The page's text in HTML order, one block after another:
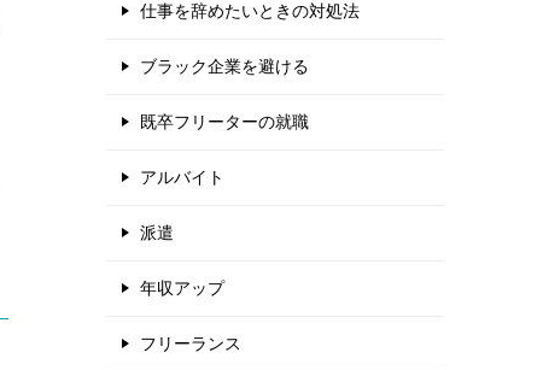
仕事を辞めたいときの対処法
ブラック企業を避ける
既卒フリーターの就職
アルバイト
派遣
年収アップ
フリーランス